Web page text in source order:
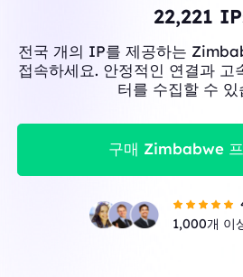
22,221
전국 개의 IP를 제공하는
접속하세요. 안정적인 연결과 고
터를 수집할 수 있
구매 Zimbabwe
1,000개 이